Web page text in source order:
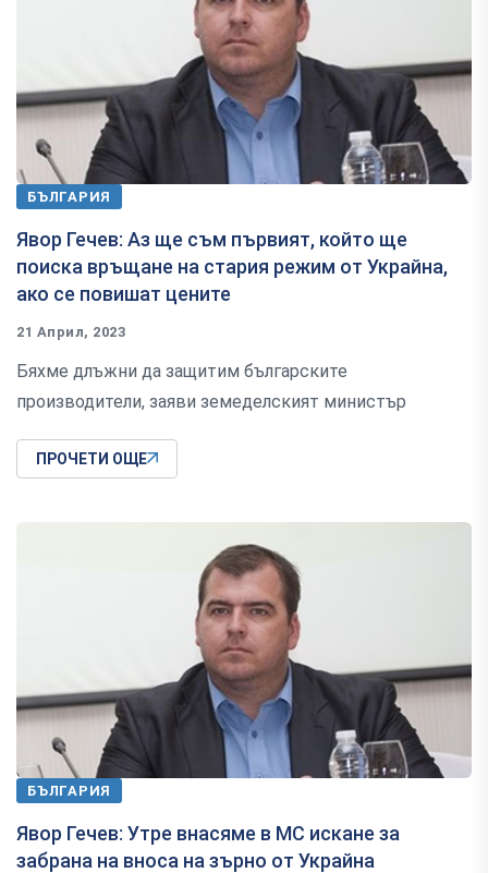
БЪЛГАРИЯ
Явор Гечев: Аз ще съм първият, който ще
поиска връщане на стария режим от Украйна,
ако се повишат цените
21 Април, 2023
Бяхме длъжни да защитим българските
производители, заяви земеделският министър
ПРОЧЕТИ ОЩЕ
БЪЛГАРИЯ
Явор Гечев: Утре внасяме в МС искане за
забрана на вноса на зърно от Украйна